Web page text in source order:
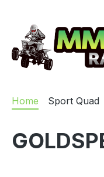
Home Sport Quad